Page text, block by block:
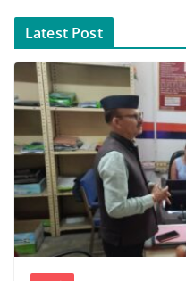
Latest Post